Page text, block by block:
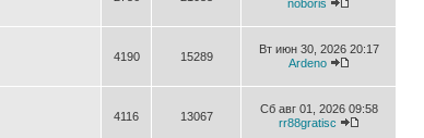
noboris
4190 15289
Вт июн 30, 2026 20:17
Ardeno
4116 13067
Сб авг 01, 2026 09:58
rr88gratisc